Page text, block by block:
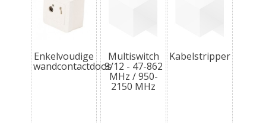
Enkelvoudige
wandcontactdoos
Multiswitch
9/12 - 47-862
MHz / 950-
2150 MHz
Kabelstripper